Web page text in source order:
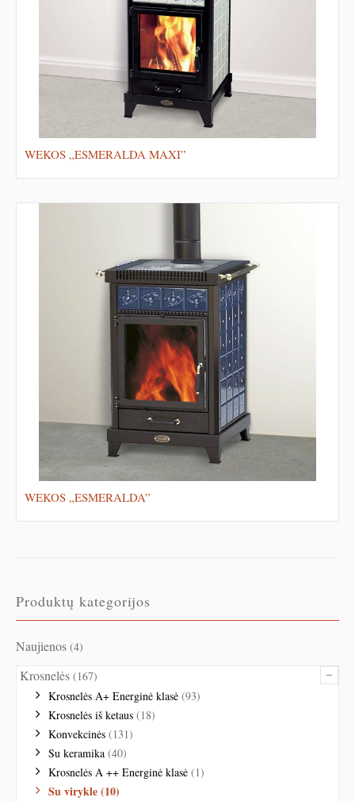
Produktų kategorijos
Naujienos (4)
–
Krosnelės (167)
Krosnelės A+ Energinė klasė (93)
Krosnelės iš ketaus (18)
Konvekcinės (131)
Su keramika (40)
Krosnelės A ++ Energinė klasė (1)
Su virykle(10)
WEKOS „ESMERALDA MAXI”
WEKOS „ESMERALDA”